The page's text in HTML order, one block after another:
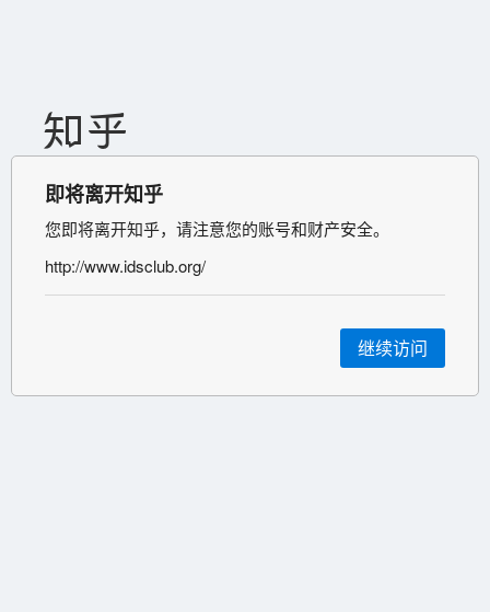
即将离开知乎
您即将离开知乎，请注意您的账号和财产安全。
http://www.idsclub.org/
继续访问